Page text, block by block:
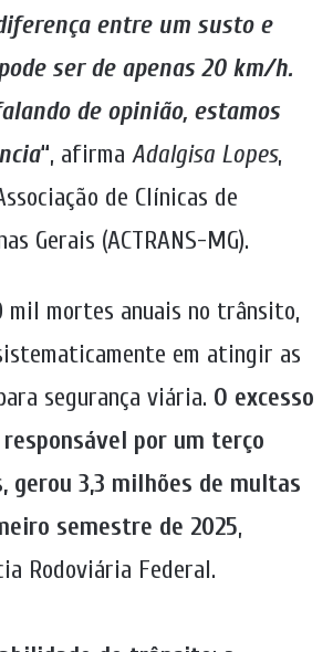
entre um susto e
ser de apenas 20 km/h.
de opinião, estamos
“, afirma Adalgisa Lopes,
de Clínicas de
Gerais (ACTRANS-MG).
mil mortes anuais no trânsito,
em atingir as
segurança viária. O excesso
por um terço
gerou 3,3 milhões de multas
semestre de 2025,
Rodoviária Federal.